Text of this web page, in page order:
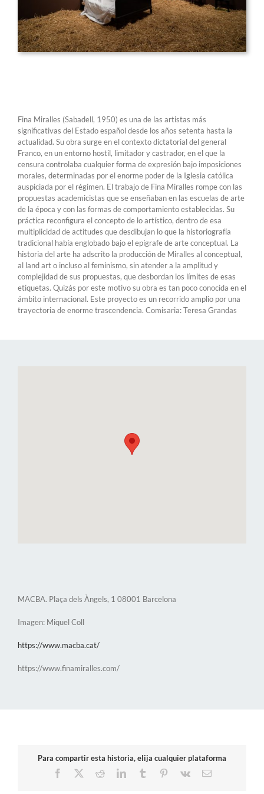
Fina Miralles (Sabadell, 1950) es una de las artistas más
significativas del Estado español desde los años setenta hasta la
actualidad. Su obra surge en el contexto dictatorial del general
Franco, en un entorno hostil, limitador y castrador, en el que la
censura controlaba cualquier forma de expresión bajo imposiciones
morales, determinadas por el enorme poder de la Iglesia católica
auspiciada por el régimen. El trabajo de Fina Miralles rompe con las
propuestas academicistas que se enseñaban en las escuelas de arte
de la época y con las formas de comportamiento establecidas. Su
práctica reconfigura el concepto de lo artístico, dentro de esa
multiplicidad de actitudes que desdibujan lo que la historiografía
tradicional había englobado bajo el epígrafe de arte conceptual. La
historia del arte ha adscrito la producción de Miralles al conceptual,
al land art o incluso al feminismo, sin atender a la amplitud y
complejidad de sus propuestas, que desbordan los límites de esas
etiquetas. Quizás por este motivo su obra es tan poco conocida en el
ámbito internacional. Este proyecto es un recorrido amplio por una
trayectoria de enorme trascendencia. Comisaria: Teresa Grandas
MACBA. Plaça dels Àngels, 1 08001 Barcelona
Imagen: Miquel Coll
https://www.macba.cat/
https://www.finamiralles.com/
Para compartir esta historia, elija cualquier plataforma
Facebook
RedditLinkedInTumblr Pinterest
Vk
Correo